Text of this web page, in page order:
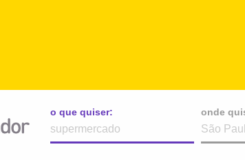
o que quiser:
onde